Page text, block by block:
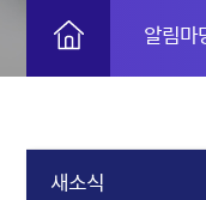
알림마
새소식